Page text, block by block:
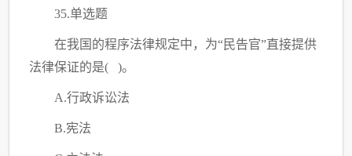
35.单选题
在我国的程序法律规定中，为“民告官”直接提供
法律保证的是( )。
A.行政诉讼法
B.宪法